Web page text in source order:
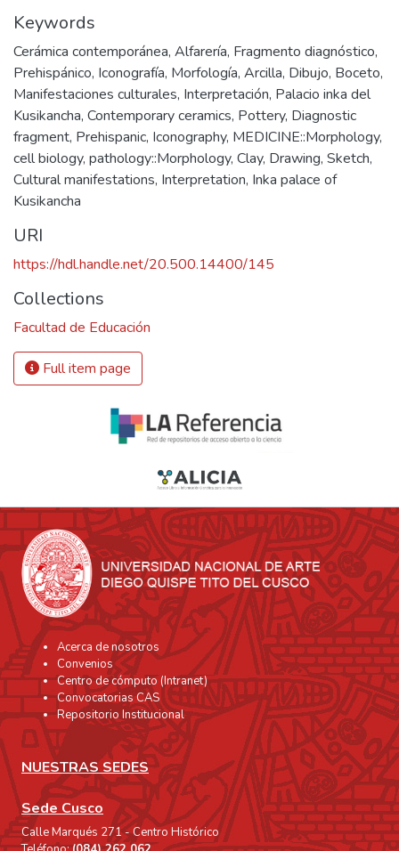
Keywords
Cerámica contemporánea, Alfarería, Fragmento diagnóstico,
Prehispánico, Iconografía, Morfología, Arcilla, Dibujo, Boceto,
Manifestaciones culturales, Interpretación, Palacio inka del
Kusikancha, Contemporary ceramics, Pottery, Diagnostic
fragment, Prehispanic, Iconography, MEDICINE::Morphology,
cell biology, pathology::Morphology, Clay, Drawing, Sketch,
Cultural manifestations, Interpretation, Inka palace of
Kusikancha
URI
https://hdl.handle.net/20.500.14400/145
Collections
Facultad de Educación
Full item page
Acerca de nosotros
Convenios
Centro de cómputo (Intranet)
Convocatorias CAS
Repositorio Institucional
NUESTRAS SEDES
Sede Cusco
Calle Marqués 271 - Centro Histórico